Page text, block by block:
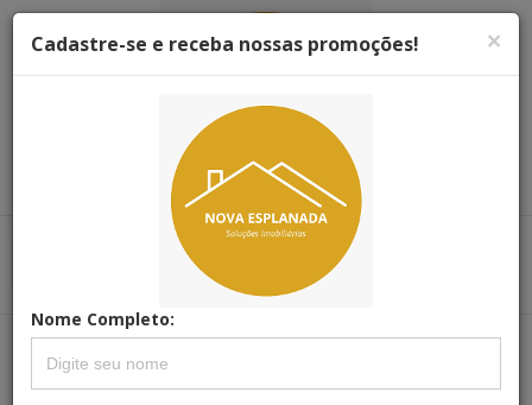
REFERÊNCIA: AP-0005
×
Cadastre-se e receba nossas promoções!
Nome Completo: